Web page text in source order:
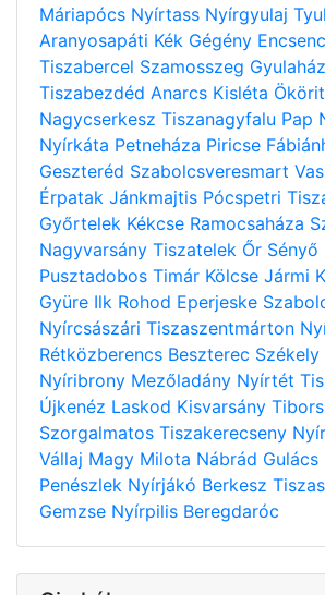
Máriapócs Nyírtass Nyírgyulaj
Aranyosapáti Kék Gégény
Tiszabercel Szamosszeg
Tiszabezdéd Anarcs Kisléta
Nagycserkesz Tiszanagyfalu Pap
Nyírkáta Petneháza Piricse
Geszteréd Szabolcsveresmart
Érpatak Jánkmajtis Pócspetri
Győrtelek Kékcse Ramocsaháza
Nagyvarsány Tiszatelek Őr Sényő
Pusztadobos Timár Kölcse Jármi
Gyüre Ilk Rohod Eperjeske
Nyírcsászári Tiszaszentmárton
Rétközberencs Beszterec Székely
Nyíribrony Mezőladány Nyírtét
Újkenéz Laskod Kisvarsány
Szorgalmatos Tiszakerecseny
Vállaj Magy Milota Nábrád Gulács
Penészlek Nyírjákó Berkesz
Gemzse Nyírpilis Beregdaróc